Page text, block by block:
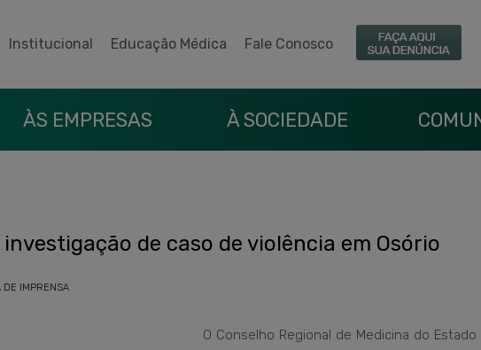
Institucional Educação Médica Fale Conosco
ÀS EMPRESAS À SOCIEDADE
de caso de violência em Osório
DE IMPRENSA
O Conselho Regional de Medicina do Estado